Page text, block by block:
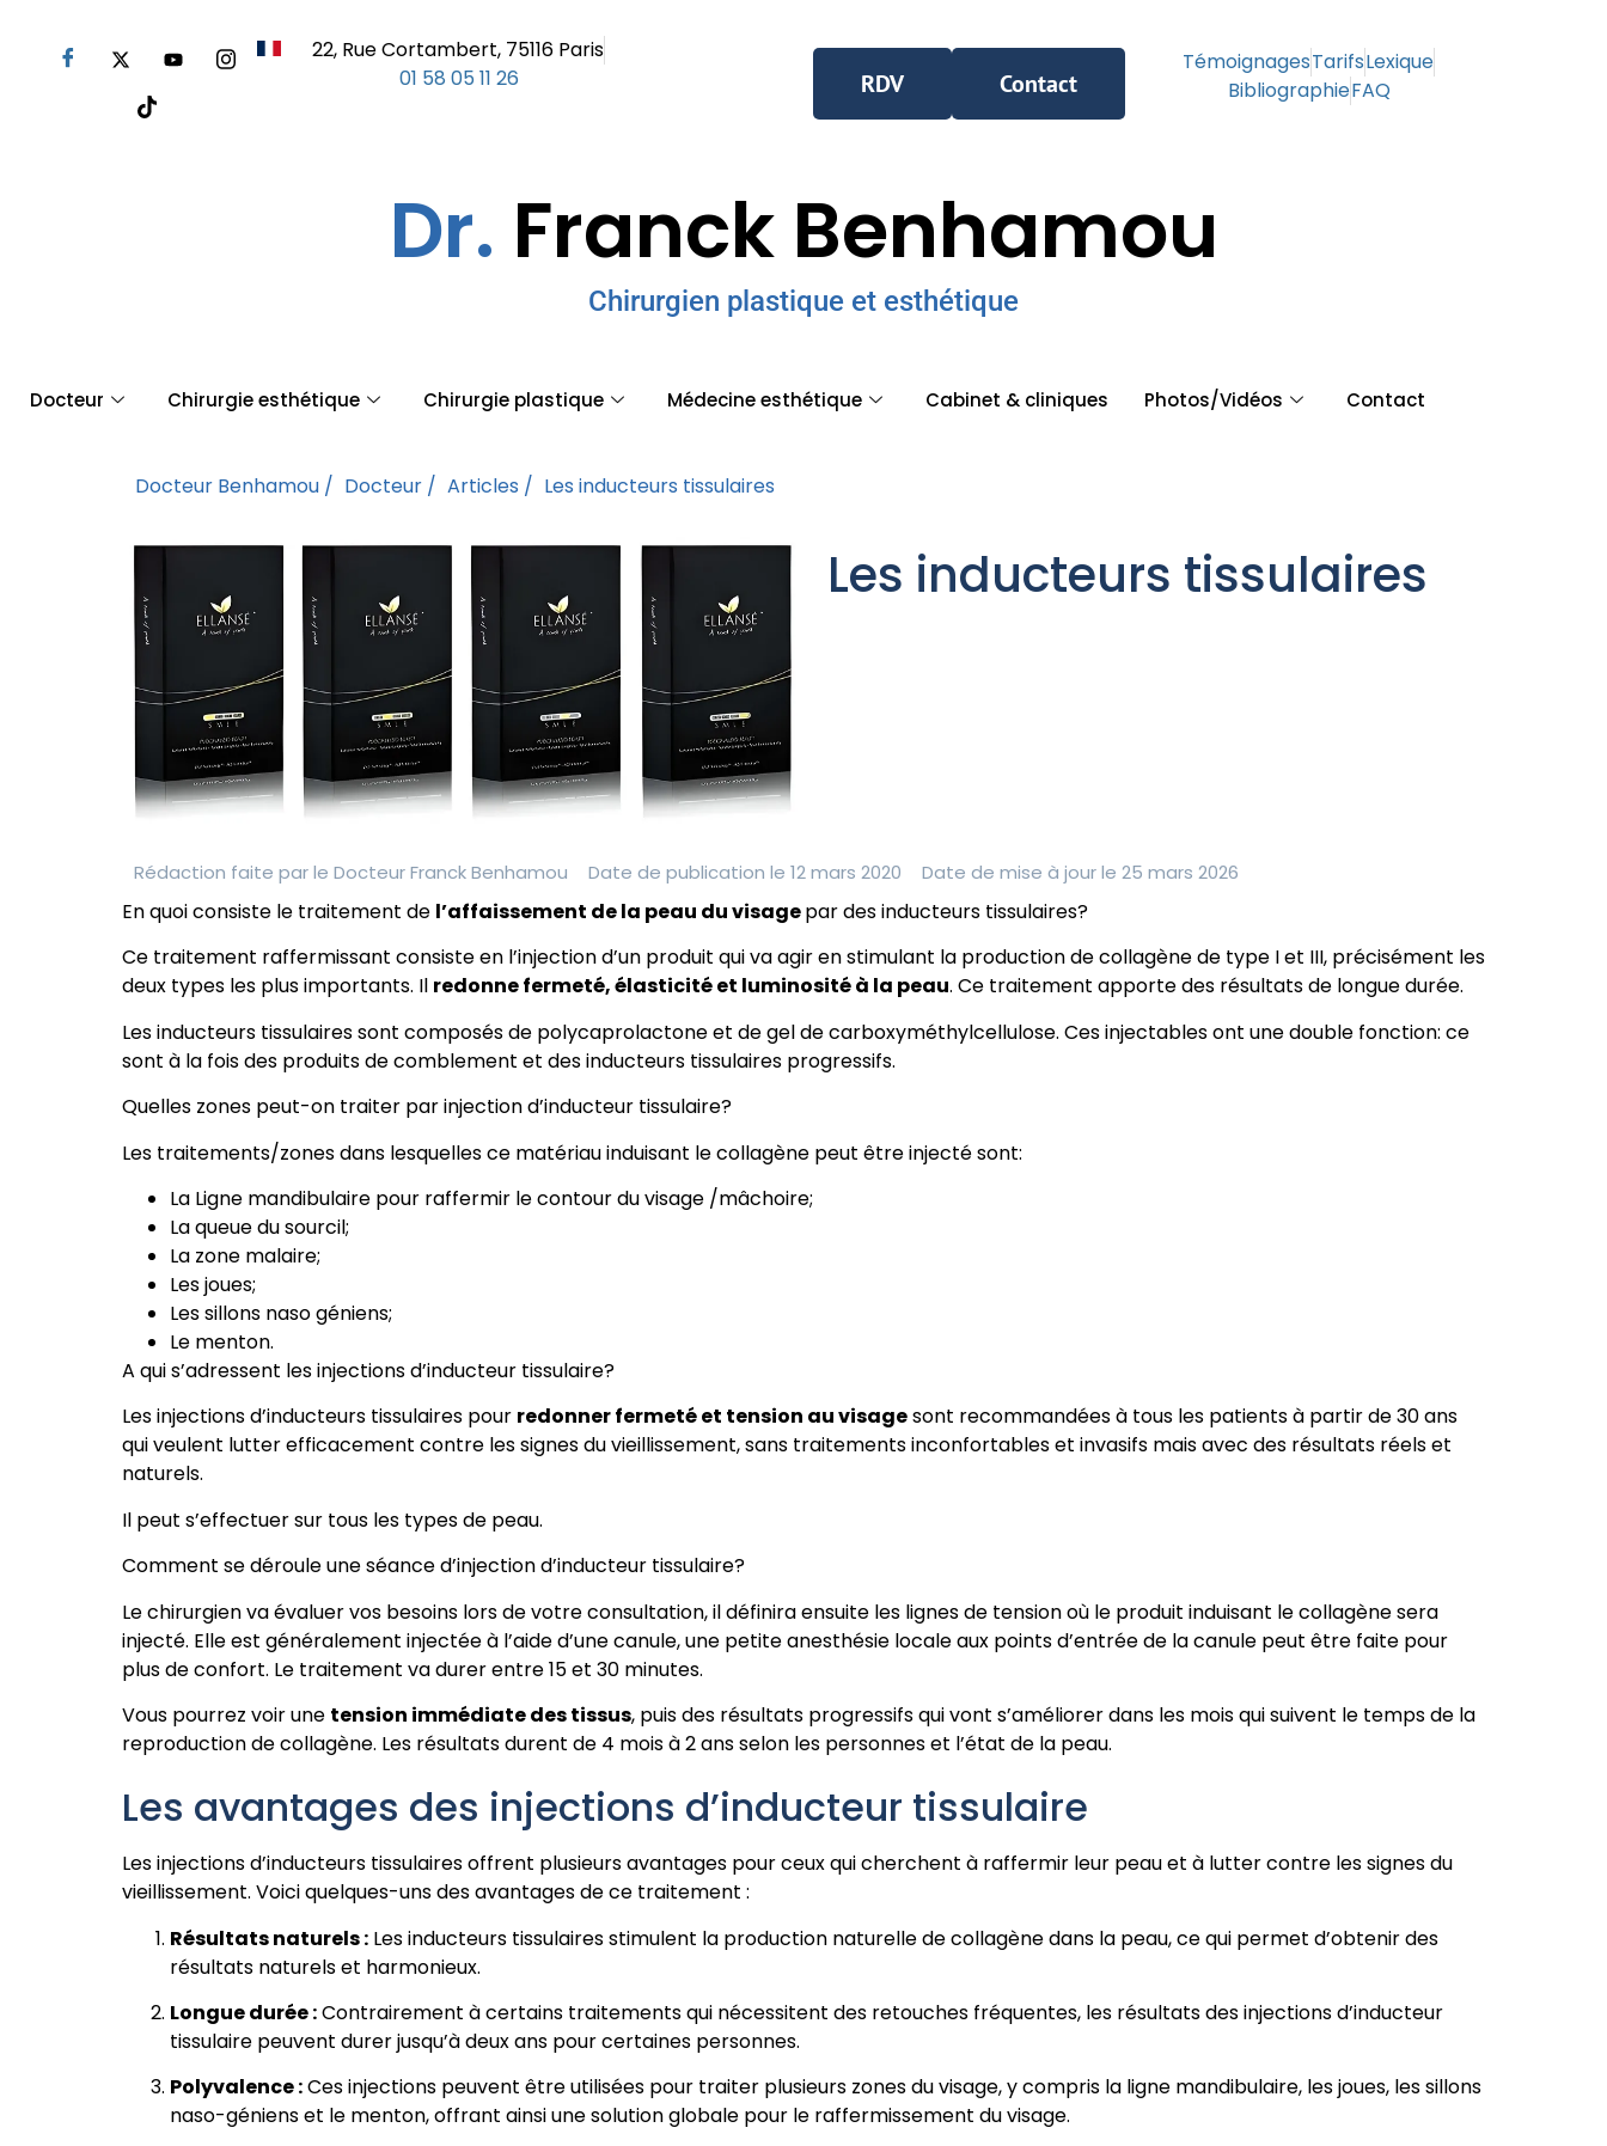
22, Rue Cortambert, 75116 Paris
01 58 05 11 26
RDV Contact
TémoignagesTarifsLexique
BibliographieFAQ
Dr. Franck Benhamou
Chirurgien plastique et esthétique
Docteur Chirurgie esthétique Chirurgie plastique Médecine esthétique Cabinet & cliniques Photos/Vidéos Contact
Docteur Benhamou / Docteur / Articles / Les inducteurs tissulaires
Les inducteurs tissulaires
Rédaction faite par le Docteur Franck Benhamou Date de publication le 12 mars 2020 Date de mise à jour le 25 mars 2026
En quoi consiste le traitement de l’affaissement de la peau du visagepar des inducteurs tissulaires?
Ce traitement raffermissant consiste en l’injection d’un produit qui va agir en stimulant la production de collagène de type I et III, précisément les
deux types les plus importants. Il redonne fermeté, élasticité et luminosité à la peau. Ce traitement apporte des résultats de longue durée.
Les inducteurs tissulaires sont composés de polycaprolactone et de gel de carboxyméthylcellulose. Ces injectables ont une double fonction: ce
sont à la fois des produits de comblement et des inducteurs tissulaires progressifs.
Quelles zones peut-on traiter par injection d’inducteur tissulaire?
Les traitements/zones dans lesquelles ce matériau induisant le collagène peut être injecté sont:
La Ligne mandibulaire pour raffermir le contour du visage /mâchoire;
La queue du sourcil;
La zone malaire;
Les joues;
Les sillons naso géniens;
Le menton.
A qui s’adressent les injections d’inducteur tissulaire?
Les injections d’inducteurs tissulaires pour redonner fermeté et tension au visagesont recommandées à tous les patients à partir de 30 ans
qui veulent lutter efficacement contre les signes du vieillissement, sans traitements inconfortables et invasifs mais avec des résultats réels et
naturels.
Il peut s’effectuer sur tous les types de peau.
Comment se déroule une séance d’injection d’inducteur tissulaire?
Le chirurgien va évaluer vos besoins lors de votre consultation, il définira ensuite les lignes de tension où le produit induisant le collagène sera
injecté. Elle est généralement injectée à l’aide d’une canule, une petite anesthésie locale aux points d’entrée de la canule peut être faite pour
plus de confort. Le traitement va durer entre 15 et 30 minutes.
Vous pourrez voir une tension immédiate des tissus, puis des résultats progressifs qui vont s’améliorer dans les mois qui suivent le temps de la
reproduction de collagène. Les résultats durent de 4 mois à 2 ans selon les personnes et l’état de la peau.
Les avantages des injections d’inducteur tissulaire
Les injections d’inducteurs tissulaires offrent plusieurs avantages pour ceux qui cherchent à raffermir leur peau et à lutter contre les signes du
vieillissement. Voici quelques-uns des avantages de ce traitement :
Résultats naturels : Les inducteurs tissulaires stimulent la production naturelle de collagène dans la peau, ce qui permet d’obtenir des
résultats naturels et harmonieux.
Longue durée :Contrairement à certains traitements qui nécessitent des retouches fréquentes, les résultats des injections d’inducteur
tissulaire peuvent durer jusqu’à deux ans pour certaines personnes.
Polyvalence :Ces injections peuvent être utilisées pour traiter plusieurs zones du visage, y compris la ligne mandibulaire, les joues, les sillons
naso-géniens et le menton, offrant ainsi une solution globale pour le raffermissement du visage.